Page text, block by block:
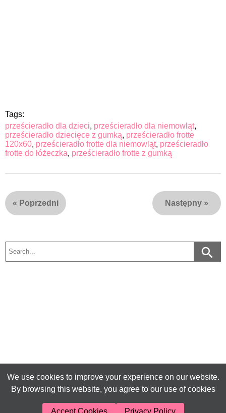
Tags:
prześcieradło dla dzieci, prześcieradło dla niemowląt,
prześcieradło dziecięce z gumką, prześcieradło frotte
120x60, prześcieradło frotte dla niemowląt, prześcieradło
frotte do łóżeczka, prześcieradło frotte z gumką
« Poprzedni Następny »
We use cookies to improve your experience on our website.
By browsing this website, you agree to our use of cookies
Accept Cookies Privacy Policy